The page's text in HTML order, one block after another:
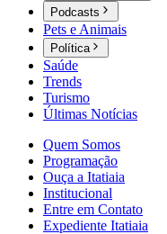
Podcasts
Pets e Animais
Política
Saúde
Trends
Turismo
Últimas Notícias
Quem Somos
Programação
Ouça a Itatiaia
Institucional
Entre em Contato
Expediente Itatiaia